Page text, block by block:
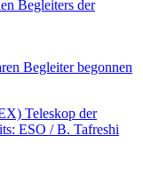
Begleiter begonnen